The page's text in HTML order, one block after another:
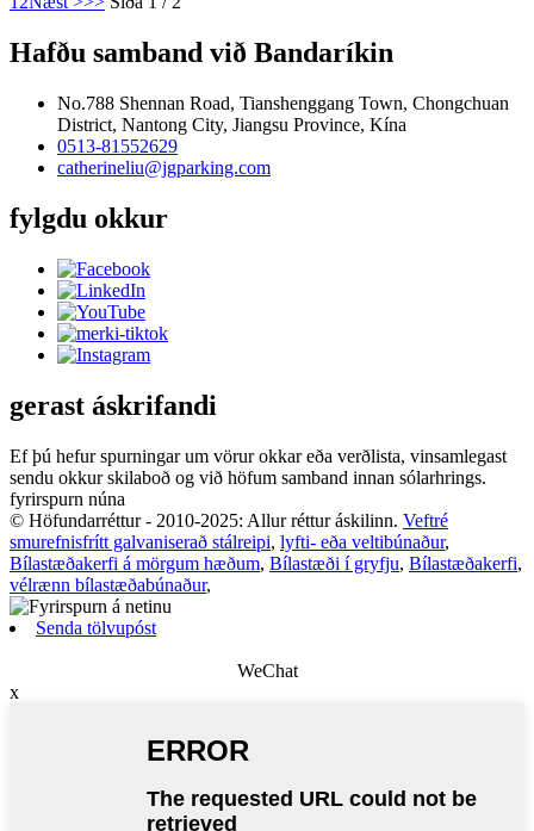
Hafðu samband við Bandaríkin
No.788 Shennan Road, Tianshenggang Town, Chongchuan
District, Nantong City, Jiangsu Province, Kína
0513-81552629
catherineliu@jgparking.com
fylgdu okkur
gerast áskrifandi
Ef þú hefur spurningar um vörur okkar eða verðlista, vinsamlegast
sendu okkur skilaboð og við höfum samband innan sólarhrings.
fyrirspurn núna
© Höfundarréttur - 2010-2025: Allur réttur áskilinn. Veftré
smurefnisfrítt galvaniserað stálreipi, lyfti- eða veltibúnaður,
Bílastæðakerfi á mörgum hæðum, Bílastæði í gryfju, Bílastæðakerfi,
vélrænn bílastæðabúnaður,
Senda tölvupóst
WeChat
x